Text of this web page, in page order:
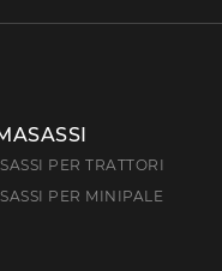
PER TRATTORI
PER MINIPALE